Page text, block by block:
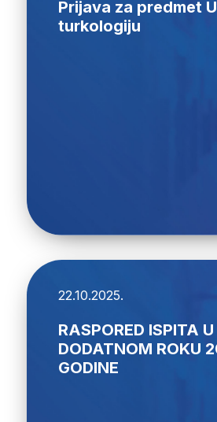
Prijava za predmet
turkologiju
22.10.2025.
RASPORED ISPITA U
DODATNOM ROKU
GODINE